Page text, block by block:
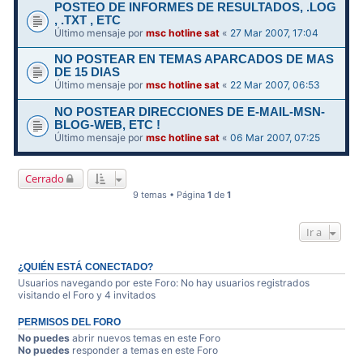
POSTEO DE INFORMES DE RESULTADOS, .LOG
, .TXT , ETC
Último mensaje pormsc hotline sat « 27 Mar 2007, 17:04
NO POSTEAR EN TEMAS APARCADOS DE MAS
DE 15 DIAS
Último mensaje pormsc hotline sat « 22 Mar 2007, 06:53
NO POSTEAR DIRECCIONES DE E-MAIL-MSN-
BLOG-WEB, ETC !
Último mensaje pormsc hotline sat «06 Mar 2007, 07:25
Cerrado
9 temas • Página 1 de 1
Ir a
¿QUIÉN ESTÁ CONECTADO?
Usuarios navegando por este Foro: No hay usuarios registrados
visitando el Foro y 4 invitados
PERMISOS DEL FORO
No puedes abrir nuevos temas en este Foro
No puedes responder a temas en este Foro